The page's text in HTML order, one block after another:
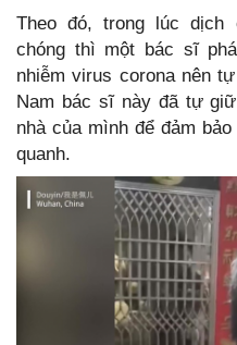
Theo đó, trong lúc dịch
chóng thì một bác sĩ
nhiễm virus corona nên
Nam bác sĩ này đã tự
nhà của mình để đảm
quanh.